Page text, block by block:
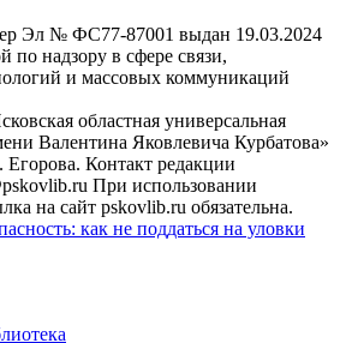
Эл № ФС77-87001 выдан 19.03.2024
по надзору в сфере связи,
и массовых коммуникаций
областная универсальная
Валентина Яковлевича Курбатова»
Контакт редакции
При использовании
на сайт pskovlib.ru обязательна.
как не поддаться на уловки